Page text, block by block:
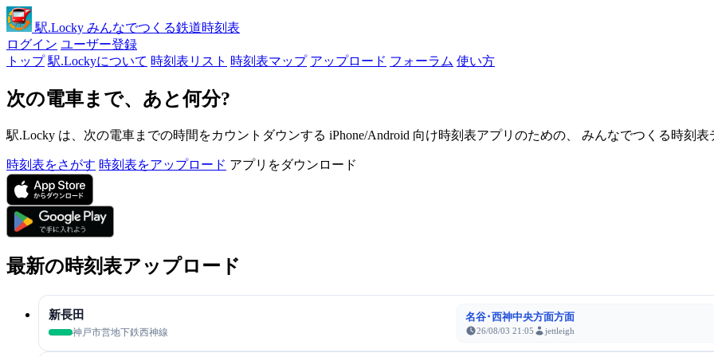
駅.Locky みんなでつくる鉄道時刻表
ログイン ユーザー登録
トップ 駅.Lockyについて 時刻表リスト 時刻表マップ アップロード フォーラム 使い方
次の電車まで、あと何分?
駅.Locky は、次の電車までの時間をカウントダウンする iPhone/Android 向け時刻表アプリのための、 みんなでつくる時刻表
時刻表をさがす 時刻表をアップロード アプリをダウンロード
最新の時刻表アップロード
新長田
神戸市営地下鉄西神線
名谷･西神中央方面方面
26/08/03 21:05 jettleigh